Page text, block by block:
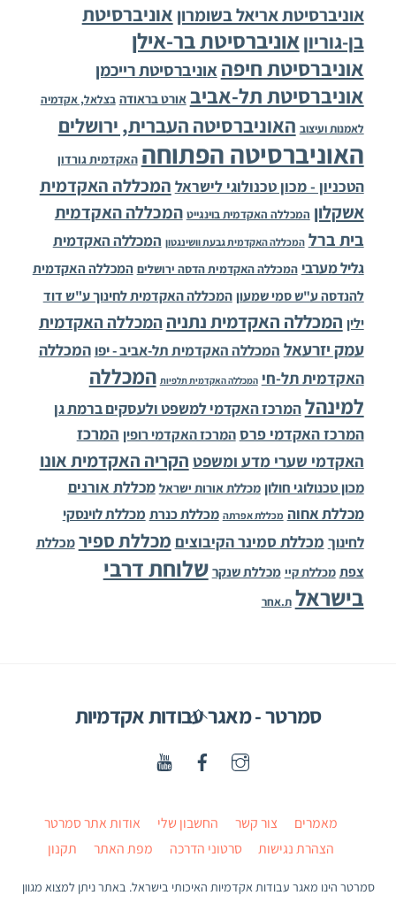
אוניברסיטת אריאל בשומרון אוניברסיטת
בן-גוריוןאוניברסיטת בר-אילן
אוניברסיטת חיפה אוניברסיטת רייכמן
אוניברסיטת תל-אביב אורט בראודה בצלאל, אקדמיה
לאמנות ועיצוב האוניברסיטה העברית, ירושלים
האוניברסיטה הפתוחה האקדמית גורדון
הטכניון - מכון טכנולוגי לישראל המכללה האקדמית
אשקלון המכללה האקדמית בוינגייט המכללה האקדמית
בית ברל המכללה האקדמית גבעת וושינגטון המכללה האקדמית
גליל מערבי המכללה האקדמית הדסה ירושלים המכללה האקדמית
להנדסה ע"ש סמי שמעון המכללה האקדמית לחינוך ע"ש דוד
ילין המכללה האקדמית נתניה המכללה האקדמית
עמק יזרעאל המכללה האקדמית תל-אביב - יפו המכללה
האקדמית תל-חי המכללה האקדמית תלפיות המכללה
למינהלהמרכז האקדמי למשפט ולעסקים ברמת גן
המרכז האקדמי פרס המרכז האקדמי רופין המרכז
האקדמי שערי מדע ומשפט הקריה האקדמית אונו
מכון טכנולוגי חולון מכללת אורות ישראל מכללת אורנים
מכללת אחוה מכללת אפרתה מכללת כנרת מכללת לוינסקי
לחינוך מכללת סמינר הקיבוצים מכללת ספיר מכללת
צפת מכללת קיי מכללת שנקר שלוחת דרבי
בישראל ת.אחר
Back
Top
סמרטר - מאגר עבודות אקדמיות
מאמרים צור קשר החשבון שלי
אודות אתר סמרטר
הצהרת נגישות
סרטוני הדרכה מפת האתר תקנון
סמרטר הינו מאגר עבודות אקדמיות האיכותי בישראל. באתר ניתן למצוא מגוון